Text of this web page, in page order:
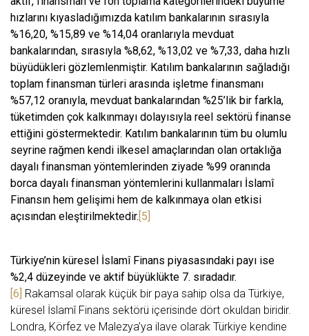
hızlarını kıyasladığımızda katılım bankalarının sırasıyla
%16,20, %15,89 ve %14,04 oranlarıyla mevduat
bankalarından, sırasıyla %8,62, %13,02 ve %7,33, daha hızlı
büyüdükleri gözlemlenmiştir. Katılım bankalarının sağladığı
toplam finansman türleri arasında işletme finansmanı
%57,12 oranıyla, mevduat bankalarından %25’lik bir farkla,
tüketimden çok kalkınmayı dolayısıyla reel sektörü finanse
ettiğini göstermektedir. Katılım bankalarının tüm bu olumlu
seyrine rağmen kendi ilkesel amaçlarından olan ortaklığa
dayalı finansman yöntemlerinden ziyade %99 oranında
borca dayalı finansman yöntemlerini kullanmaları İslamî
Finansın hem gelişimi hem de kalkınmaya olan etkisi
açısından eleştirilmektedir. [5]
Türkiye’nin küresel İslamî Finans piyasasındaki payı ise
%2,4 düzeyinde ve aktif büyüklükte 7. sıradadır.
[6] Rakamsal olarak küçük bir paya sahip olsa da Türkiye,
küresel İslamî Finans sektörü içerisinde dört okuldan biridir.
Londra, Körfez ve Malezya’ya ilave olarak Türkiye kendine